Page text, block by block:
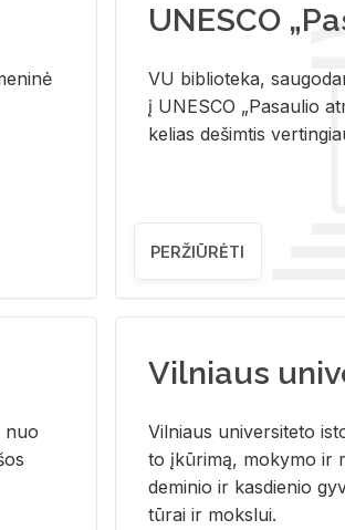
UNESCO
VU biblioteka,
į UNESCO „Pasaulio
kelias dešimtis
PERŽIŪRĖTI
nuo
Vilniaus
Vil­niaus uni­ver­si­te­to
to įkū­ri­mą, mo­ky­mo ir
de­mi­nio ir kas­die­nio
tū­rai ir moks­lui.